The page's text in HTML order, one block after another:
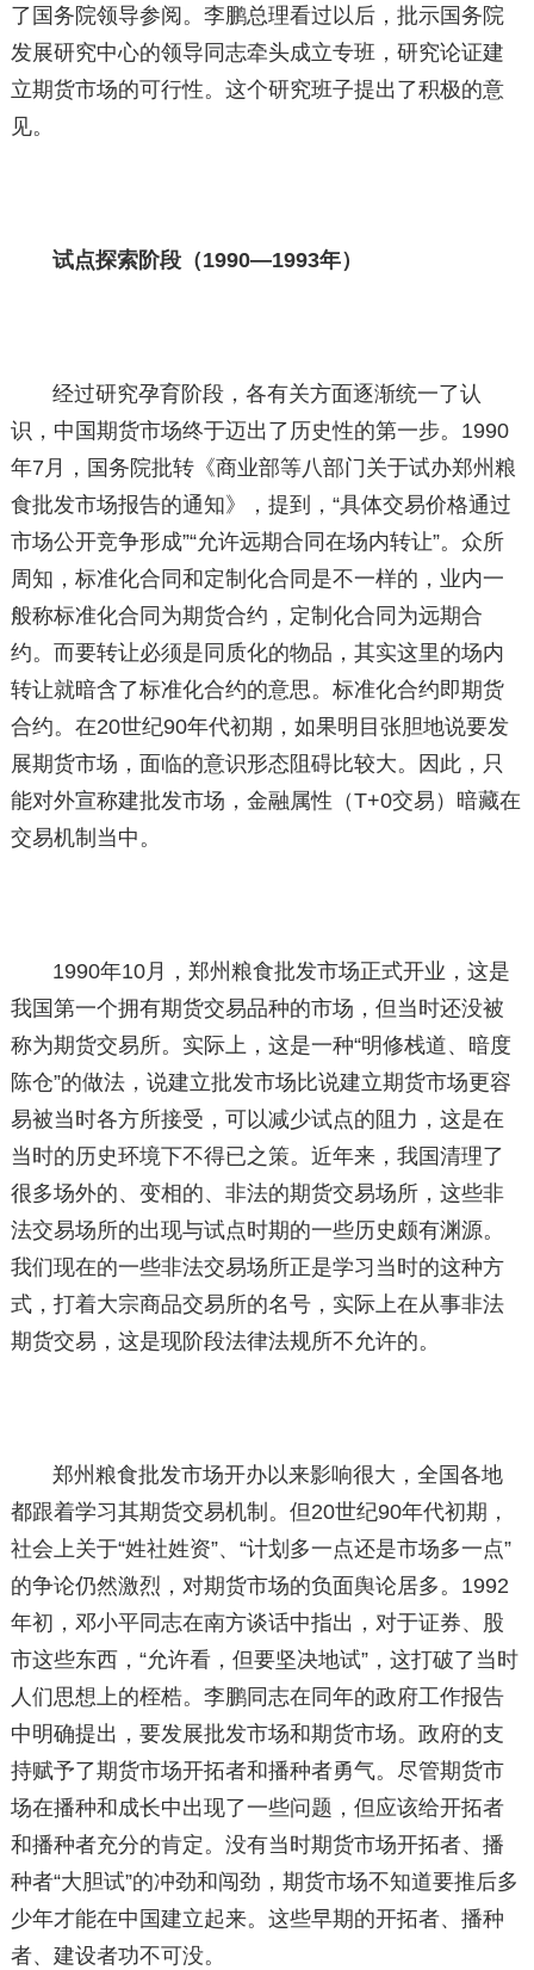
了国务院领导参阅。李鹏总理看过以后，批示国务院
发展研究中心的领导同志牵头成立专班，研究论证建
立期货市场的可行性。这个研究班子提出了积极的意
见。
试点探索阶段（1990—1993年）
经过研究孕育阶段，各有关方面逐渐统一了认
识，中国期货市场终于迈出了历史性的第一步。1990
年7月，国务院批转《商业部等八部门关于试办郑州粮
食批发市场报告的通知》，提到，“具体交易价格通过
市场公开竞争形成”“允许远期合同在场内转让”。众所
周知，标准化合同和定制化合同是不一样的，业内一
般称标准化合同为期货合约，定制化合同为远期合
约。而要转让必须是同质化的物品，其实这里的场内
转让就暗含了标准化合约的意思。标准化合约即期货
合约。在20世纪90年代初期，如果明目张胆地说要发
展期货市场，面临的意识形态阻碍比较大。因此，只
能对外宣称建批发市场，金融属性（T+0交易）暗藏在
交易机制当中。
1990年10月，郑州粮食批发市场正式开业，这是
我国第一个拥有期货交易品种的市场，但当时还没被
称为期货交易所。实际上，这是一种“明修栈道、暗度
陈仓”的做法，说建立批发市场比说建立期货市场更容
易被当时各方所接受，可以减少试点的阻力，这是在
当时的历史环境下不得已之策。近年来，我国清理了
很多场外的、变相的、非法的期货交易场所，这些非
法交易场所的出现与试点时期的一些历史颇有渊源。
我们现在的一些非法交易场所正是学习当时的这种方
式，打着大宗商品交易所的名号，实际上在从事非法
期货交易，这是现阶段法律法规所不允许的。
郑州粮食批发市场开办以来影响很大，全国各地
都跟着学习其期货交易机制。但20世纪90年代初期，
社会上关于“姓社姓资”、“计划多一点还是市场多一点”
的争论仍然激烈，对期货市场的负面舆论居多。1992
年初，邓小平同志在南方谈话中指出，对于证券、股
市这些东西，“允许看，但要坚决地试”，这打破了当时
人们思想上的桎梏。李鹏同志在同年的政府工作报告
中明确提出，要发展批发市场和期货市场。政府的支
持赋予了期货市场开拓者和播种者勇气。尽管期货市
场在播种和成长中出现了一些问题，但应该给开拓者
和播种者充分的肯定。没有当时期货市场开拓者、播
种者“大胆试”的冲劲和闯劲，期货市场不知道要推后多
少年才能在中国建立起来。这些早期的开拓者、播种
者、建设者功不可没。